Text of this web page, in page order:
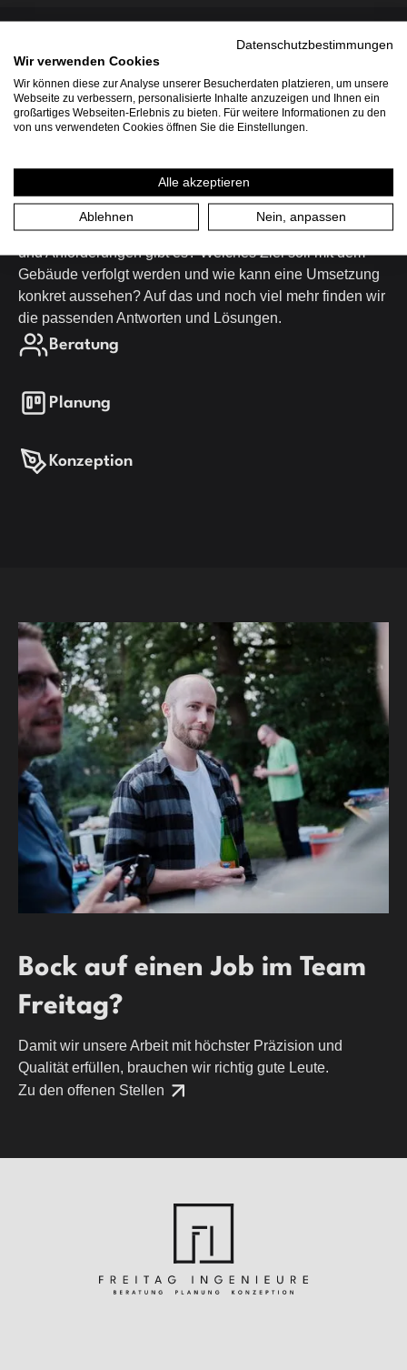
Wir liefern das gesamte
Paket der technischen
Wir lieben es, ein Projekt vom Anfang bis zum Ende zu
begleiten. Welche Rahmenbedingungen müssen für das
Gebäude eingehalten werden? Welche Voraussetzungen
und Anforderungen gibt es? Welches Ziel soll mit dem
Gebäude verfolgt werden und wie kann eine Umsetzung
konkret aussehen? Auf das und noch viel mehr finden wir
die passenden Antworten und Lösungen.
Beratung
Planung
Konzeption
Bock auf einen Job im Team
Freitag?
Damit wir unsere Arbeit mit höchster Präzision und
Qualität erfüllen, brauchen wir richtig gute Leute.
Zu den offenen Stellen
Datenschutzbestimmungen
Wir verwenden Cookies
Wir können diese zur Analyse unserer Besucherdaten platzieren, um unsere
Webseite zu verbessern, personalisierte Inhalte anzuzeigen und Ihnen ein
großartiges Webseiten-Erlebnis zu bieten. Für weitere Informationen zu den
von uns verwendeten Cookies öffnen Sie die Einstellungen.
Alle akzeptieren
Ablehnen Nein, anpassen